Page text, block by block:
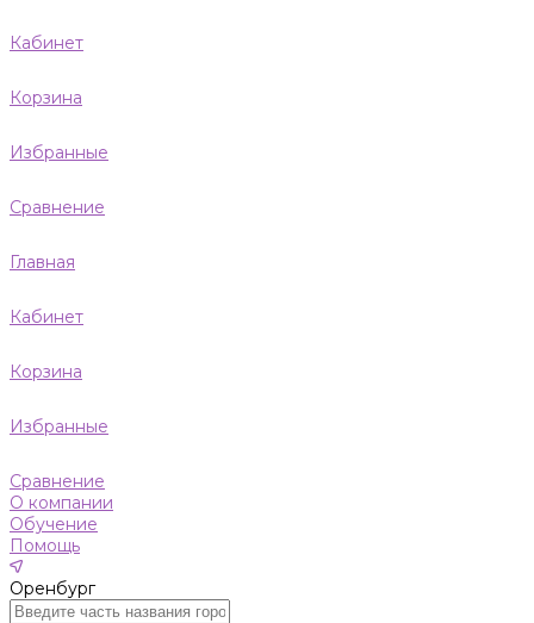
Кабинет
Корзина
Избранные
Сравнение
Главная
Кабинет
Корзина
Избранные
Сравнение
О компании
Обучение
Помощь
Оренбург